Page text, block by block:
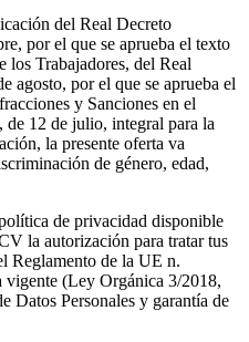
del Real Decreto
por el que se aprueba el texto
los Trabajadores, del Real
agosto, por el que se aprueba el
y Sanciones en el
12 de julio, integral para la
la presente oferta va
de género, edad,
de privacidad disponible
la autorización para tratar tus
Reglamento de la UE n.
vigente (Ley Orgánica 3/2018,
Datos Personales y garantía de